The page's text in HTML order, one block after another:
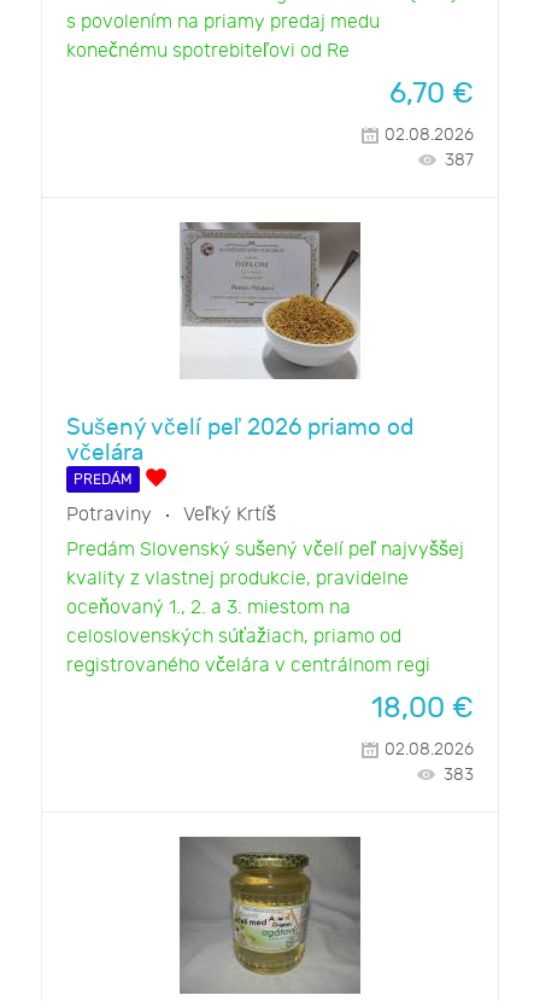
s povolením na priamy predaj medu
konečnému spotrebiteľovi od Re
6,70 €
02.08.2026
387
Sušený včelí peľ 2026 priamo od
včelára
PREDÁM
Potraviny
Veľký Krtíš
Predám Slovenský sušený včelí peľ najvyššej
kvality z vlastnej produkcie, pravidelne
oceňovaný 1., 2. a 3. miestom na
celoslovenských súťažiach, priamo od
registrovaného včelára v centrálnom regi
18,00 €
02.08.2026
383